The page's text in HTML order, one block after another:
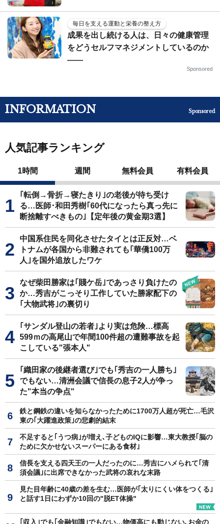
毎日を支える運動と栄養の整え方
成果を出し続ける人は、日々の健康管理
をどうセルフマネジメントしているのか
——
Sponsored
INFORMATION Sponsored
人気記事ランキング
1時間 週間 無料会員 有料会員
｢転倒→骨折→寝たきり｣の老後が待ち受け
る…医師･和田秀樹｢60代になったら真っ先に
断捨離すべきもの｣【定年後の黄金期3選】
中国系住民を同化させたタイとは正反対…ベ
トナムが各国から非難されても｢華僑100万
人｣を国外追放したワケ
なぜ柴田勝家は｢賤ケ岳｣であっさり負けたの
か…秀吉がこっそり工作していた勝家配下の
｢大物武将｣の裏切り
｢サンダル登山の若者｣より実は危険…標高
599ｍの高尾山で年間100件超の遭難事故を起
こしている"張本人"
｢織田家の後継者選び｣でも｢秀吉の一人勝ち｣
でもない…清洲会議で信長の息子2人が争っ
た"本当の争点"
鉄と鋼鉄の違いを知らなかったために1700万人超が死亡…毛沢
東の｢大躍進政策｣の悲劇的結末
不足すると｢うつ病｣が増え､子どものIQに影響…東大教授｢脳の
ために欠かせないスーパーにある食材｣
信長を支える四天王の一人だったのに…秀吉にハメられて｢清
須会議｣に出席できなかった武将の哀れな末路
見た目年齢に40歳の差を生む…医師が｢太りにくい体をつくる｣
と話す1日にわずか10回の"脱ET体操"
｢収入｣でも｢金融知識｣でもない…物価高にも動じない､お金の